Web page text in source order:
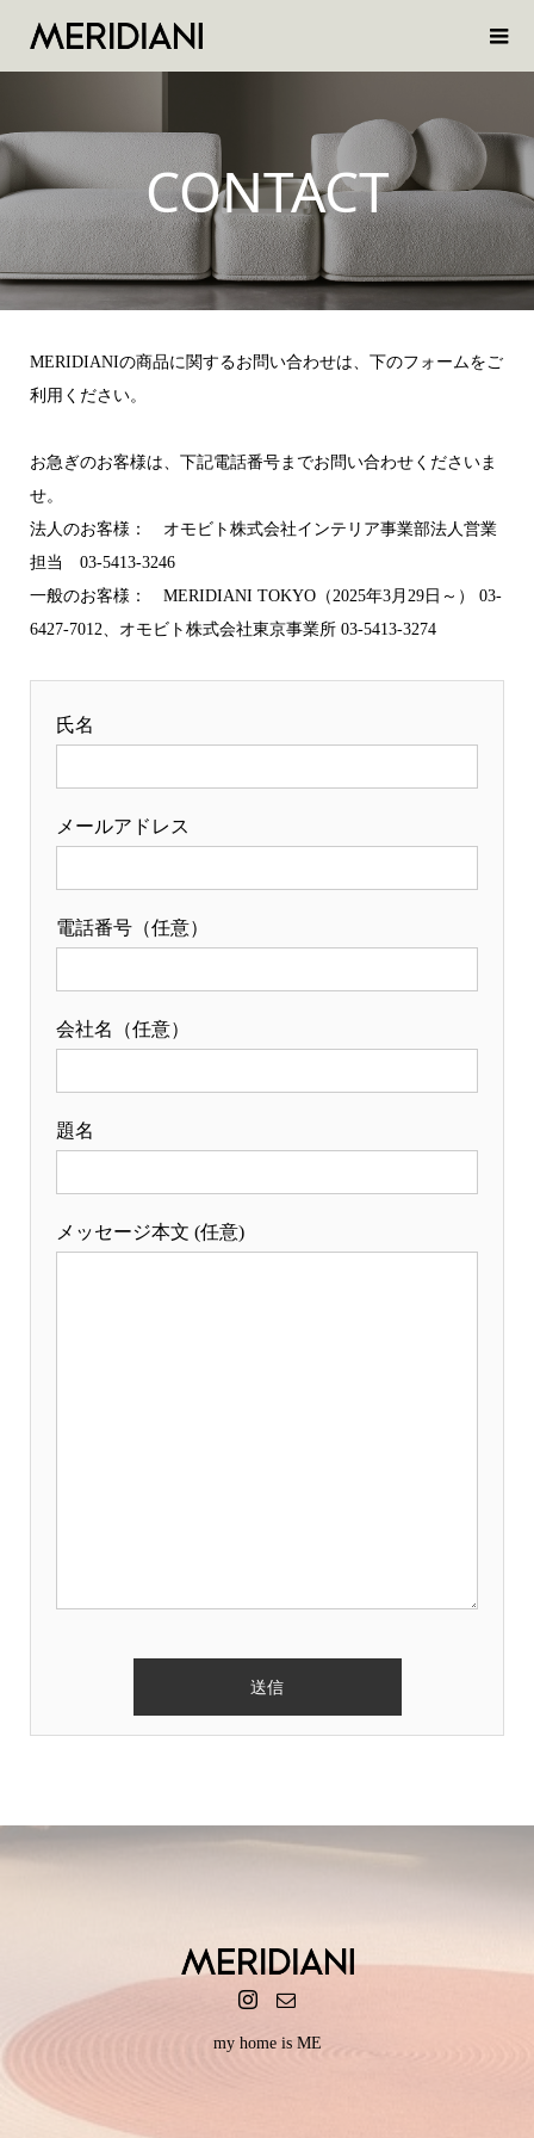
CONTACT
MERIDIANIの商品に関するお問い合わせは、下のフォームをご
利用ください。
お急ぎのお客様は、下記電話番号までお問い合わせくださいま
せ。
法人のお客様： オモビト株式会社インテリア事業部法人営業
担当 03-5413-3246
一般のお客様： MERIDIANI TOKYO（2025年3月29日～） 03-
6427-7012、オモビト株式会社東京事業所 03-5413-3274
氏名
メールアドレス
電話番号（任意）
会社名（任意）
題名
メッセージ本文 (任意)
my home is ME